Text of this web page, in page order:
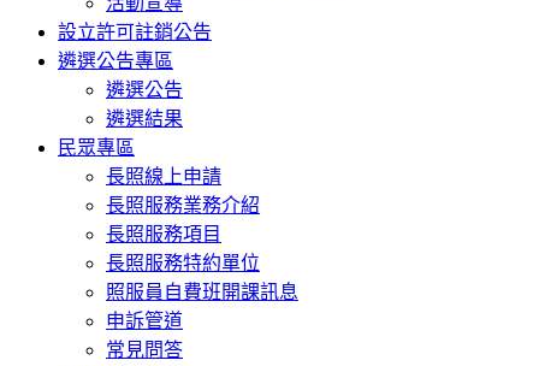
設立許可註銷公告
遴選公告專區
遴選公告
遴選結果
民眾專區
長照線上申請
長照服務業務介紹
長照服務項目
長照服務特約單位
照服員自費班開課訊息
申訴管道
常見問答